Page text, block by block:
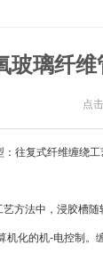
玻璃纤
点
往复式纤维缠绕
法中，浸胶槽随
化的机-电控制